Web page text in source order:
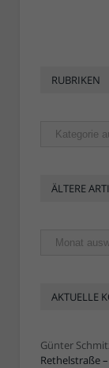
RUBRIKEN
Rubriken
ÄLTERE
Ältere
Artikel
AKTUELLE
Günter
Rethelstraße